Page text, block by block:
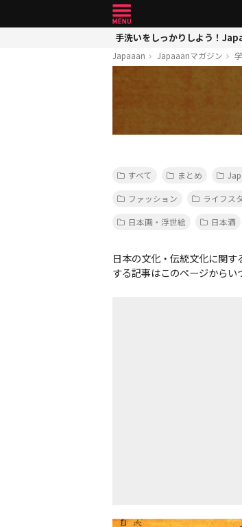
手洗いをしっかりしよう！
Japaaan Japaaanマガジン
すべて まとめ
ファッション
ライフス
日本画・浮世絵
日本酒
日本の文化・伝統文化に関
する記事はこのページからい